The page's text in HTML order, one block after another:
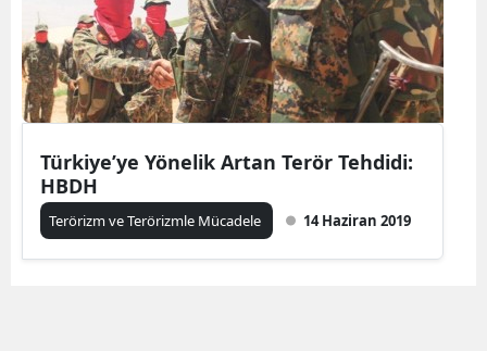
Türkiye’ye Yönelik Artan Terör Tehdidi:
HBDH
Terörizm ve Terörizmle Mücadele 14 Haziran 2019